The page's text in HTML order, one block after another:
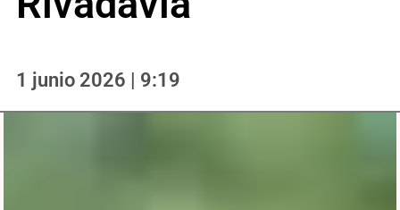
1 junio 2026 | 9:19